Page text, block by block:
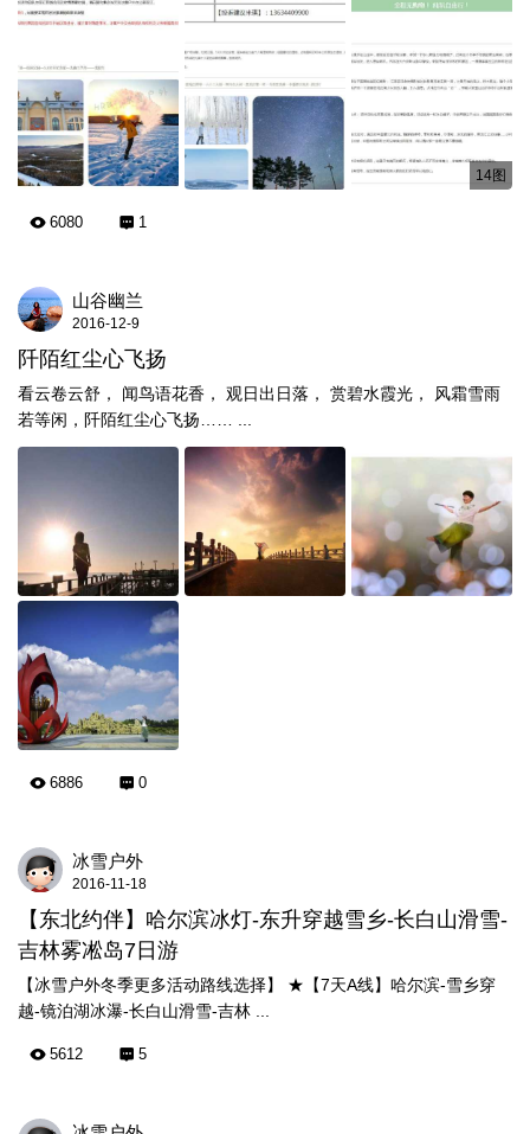
14图
6080 1
山谷幽兰
2016-12-9
阡陌红尘心飞扬
看云卷云舒， 闻鸟语花香， 观日出日落， 赏碧水霞光， 风霜雪雨
若等闲，阡陌红尘心飞扬…… ...
6886 0
冰雪户外
2016-11-18
【东北约伴】哈尔滨冰灯-东升穿越雪乡-长白山滑雪-
吉林雾凇岛7日游
【冰雪户外冬季更多活动路线选择】 ★【7天A线】哈尔滨-雪乡穿
越-镜泊湖冰瀑-长白山滑雪-吉林 ...
5612 5